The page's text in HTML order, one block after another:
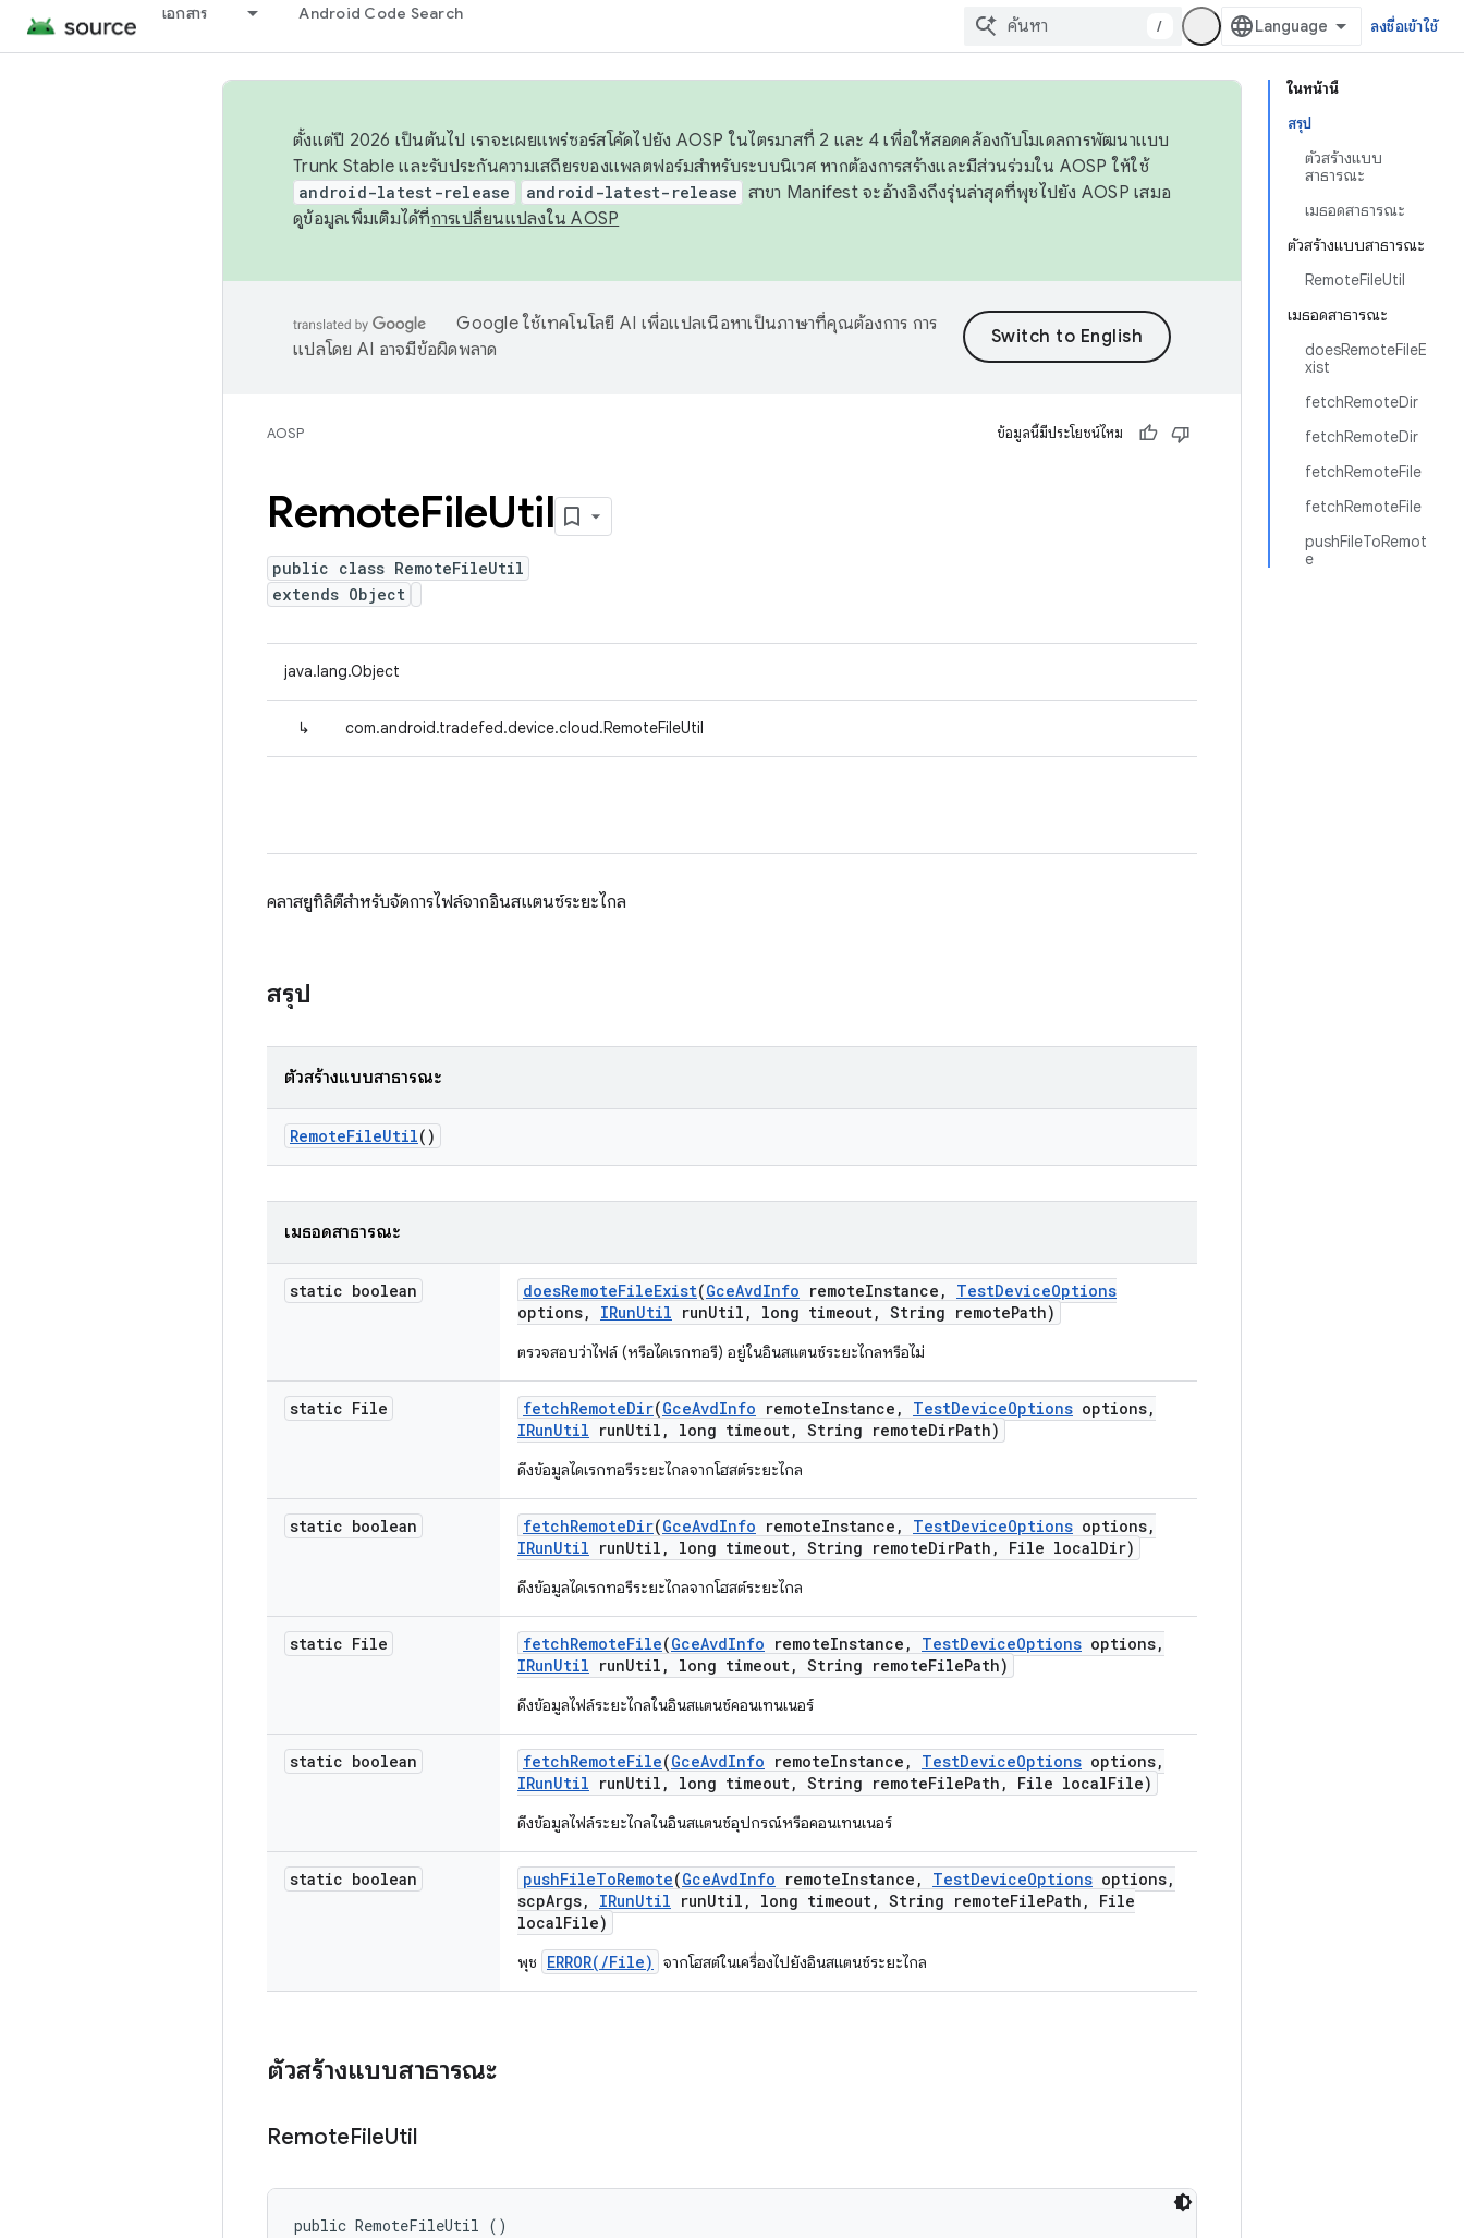
เอกสาร Android Code Search
/ ลงชื่อเข้าใช้
ในหน้านี้
สรุป
ตัวสร้างแบบ
สาธารณะ
เมธอดสาธารณะ
ตัวสร้างแบบสาธารณะ
RemoteFileUtil
เมธอดสาธารณะ
doesRemoteFileE
xist
fetchRemoteDir
fetchRemoteDir
fetchRemoteFile
fetchRemoteFile
pushFileToRemot
e
ตั้งแต่ปี 2026 เป็นต้นไป เราจะเผยแพร่ซอร์สโค้ดไปยัง AOSP ในไตรมาสที่ 2 และ 4 เพื่อให้สอดคล้องกับโมเดลการพัฒนาแบบ
Trunk Stable และรับประกันความเสถียรของแพลตฟอร์มสำหรับระบบนิเวศ หากต้องการสร้างและมีส่วนร่วมใน AOSP ให้ใช้
android-latest-release android-latest-release สาขา Manifest จะอ้างอิงถึงรุ่นล่าสุดที่พุชไปยัง AOSP เสมอ
ดูข้อมูลเพิ่มเติมได้ที่การเปลี่ยนแปลงใน AOSP
Google ใช้เทคโนโลยี AI เพื่อแปลเนื้อหาเป็นภาษาที่คุณต้องการ การ
แปลโดย AI อาจมีข้อผิดพลาด
AOSP ข้อมูลนี้มีประโยชน์ไหม
RemoteFileUtil
public class RemoteFileUtil
extends Object
java.lang.Object
↳ com.android.tradefed.device.cloud.RemoteFileUtil
คลาสยูทิลิตีสำหรับจัดการไฟล์จากอินสแตนซ์ระยะไกล
สรุป
ตัวสร้างแบบสาธารณะ
RemoteFileUtil()
เมธอดสาธารณะ
static boolean doesRemoteFileExist(GceAvdInfo remoteInstance , TestDeviceOptions
options, IRunUtil runUtil , long timeout, String remotePath)
ตรวจสอบว่าไฟล์ (หรือไดเรกทอรี) อยู่ในอินสแตนซ์ระยะไกลหรือไม่
static File fetchRemoteDir(GceAvdInfo remoteInstance , TestDeviceOptions options,
IRunUtil runUtil , long timeout, String remoteDirPath)
ดึงข้อมูลไดเรกทอรีระยะไกลจากโฮสต์ระยะไกล
static boolean fetchRemoteDir(GceAvdInfo remoteInstance , TestDeviceOptions options,
IRunUtil runUtil , long timeout, String remoteDirPath , File localDir)
ดึงข้อมูลไดเรกทอรีระยะไกลจากโฮสต์ระยะไกล
static File fetchRemoteFile(GceAvdInfo remoteInstance , TestDeviceOptions options,
IRunUtil runUtil , long timeout, String remoteFilePath)
ดึงข้อมูลไฟล์ระยะไกลในอินสแตนซ์คอนเทนเนอร์
static boolean fetchRemoteFile(GceAvdInfo remoteInstance , TestDeviceOptions options,
IRunUtil runUtil , long timeout, String remoteFilePath , File localFile)
ดึงข้อมูลไฟล์ระยะไกลในอินสแตนซ์อุปกรณ์หรือคอนเทนเนอร์
static boolean pushFileToRemote(GceAvdInfo remoteInstance , TestDeviceOptions options,
scpArgs, IRunUtil runUtil , long timeout, String remoteFilePath ,
File
localFile)
พุช ERROR(/File) จากโฮสต์ในเครื่องไปยังอินสแตนซ์ระยะไกล
ตัวสร้างแบบสาธารณะ
RemoteFileUtil
public RemoteFileUtil ()